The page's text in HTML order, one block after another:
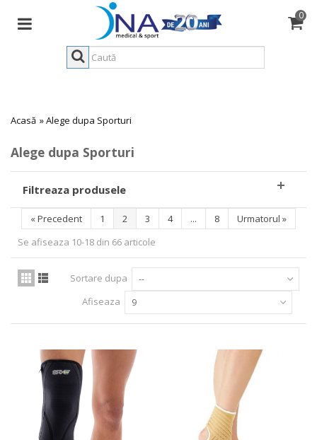
0
Acasă »Alege dupa Sporturi
Alege dupa Sporturi
Filtreaza produsele
«Precedent 1 2 3 4 ... 8 Urmatorul »
Se afiseaza 10-18 din 66 articole
Sortare dupa --
Afiseaza 9